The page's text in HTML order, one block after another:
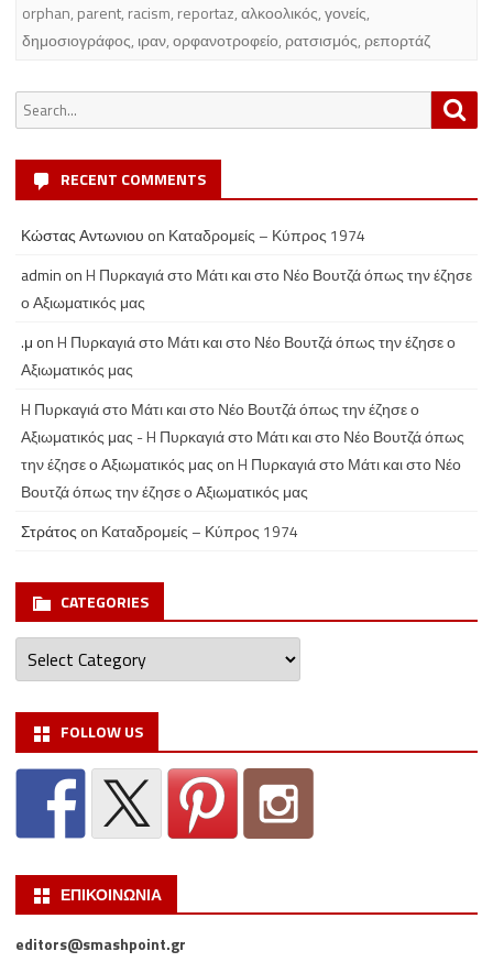
orphan, parent, racism, reportaz,αλκοολικός,γονείς,
δημοσιογράφος, ιραν,ορφανοτροφείο, ρατσισμός, ρεπορτάζ
Search
for:
RECENT COMMENTS
Κώστας Αντωνιου on Καταδρομείς – Κύπρος 1974
admin onH Πυρκαγιά στο Μάτι και στο Νέο Βουτζά όπως την έζησε
ο Αξιωματικός μας
.μ onH Πυρκαγιά στο Μάτι και στο Νέο Βουτζά όπως την έζησε ο
Αξιωματικός μας
H Πυρκαγιά στο Μάτι και στο Νέο Βουτζά όπως την έζησε ο
Αξιωματικός μας - H Πυρκαγιά στο Μάτι και στο Νέο Βουτζά όπως
την έζησε ο Αξιωματικός μας onH Πυρκαγιά στο Μάτι και στο Νέο
Βουτζά όπως την έζησε ο Αξιωματικός μας
Στράτος on Καταδρομείς – Κύπρος 1974
CATEGORIES
Categories
FOLLOW US
ΕΠΙΚΟΙΝΩΝΙΑ
editors@smashpoint.gr